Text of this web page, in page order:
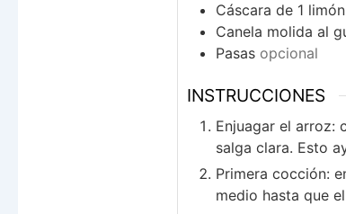
Cáscara de 1
Canela molida al
Pasas opcional
INSTRUCCIONES
Enjuagar el arroz:
salga clara. Esto
Primera cocción:
medio hasta que